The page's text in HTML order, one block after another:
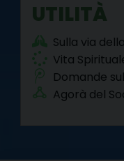
UTILITÀ
Sulla via
Vita
Domande
Agorà del